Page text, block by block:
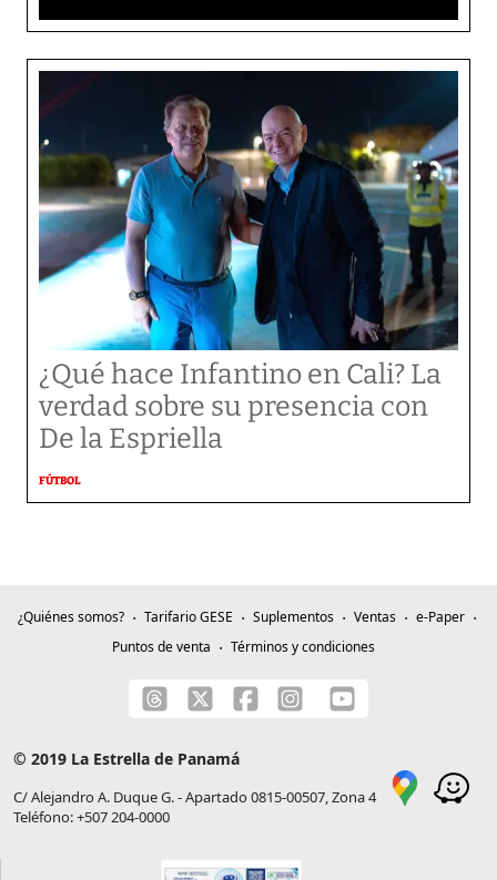
¿Qué hace Infantino en Cali? La
verdad sobre su presencia con
De la Espriella
FÚTBOL
¿Quiénes somos? Tarifario GESE Suplementos Ventas
e-Paper
Puntos de venta
Términos y condiciones
© 2019 La Estrella de Panamá
C/ Alejandro A. Duque G. - Apartado 0815-00507, Zona 4
Teléfono: +507 204-0000